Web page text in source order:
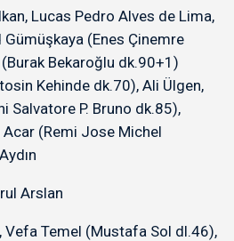
Lucas Pedro Alves de Lima,
(Enes Çinemre
Bekaroğlu dk.90+1)
Kehinde dk.70), Ali Ülgen,
Salvatore P. Bruno dk.85),
(Remi Jose Michel
Arslan
Vefa Temel (Mustafa Sol dl.46),